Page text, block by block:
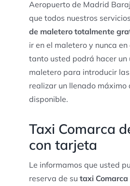
Aeropuerto de Madrid
que todos nuestros servicios
de maletero totalmente
ir en el maletero y nunca
tanto usted podrá hacer un
maletero para introducir
realizar un llenado máximo
disponible.
Taxi Comarca
con tarjeta
Le informamos que usted
reserva de su taxi